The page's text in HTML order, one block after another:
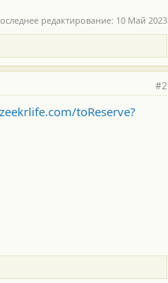
редактирование: 10 Май 2023
#2
toReserve?